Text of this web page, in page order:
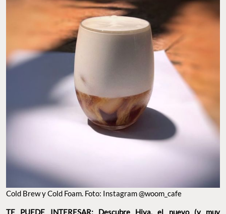
TE PUEDE INTERESAR:
Descubre Hiya, el nuevo (y muy
acogedor e íntimo) ‘spot’ de cocina china-coreana en la